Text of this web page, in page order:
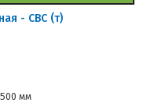
- СВС (т)
мм